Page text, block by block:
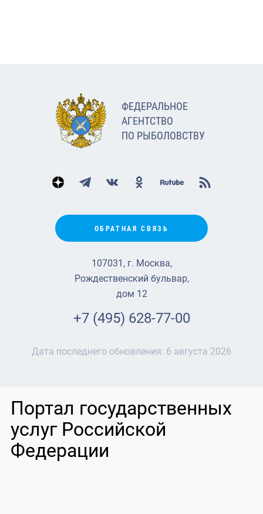
ФЕДЕРАЛЬНОЕ
АГЕНТСТВО
ПО РЫБОЛОВСТВУ
ОБРАТНАЯ СВЯЗЬ
107031, г. Москва,
Рождественский бульвар,
дом 12
+7 (495) 628-77-00
Дата последнего обновления: 6 августа 2026
Портал государственных
услуг Российской
Федерации